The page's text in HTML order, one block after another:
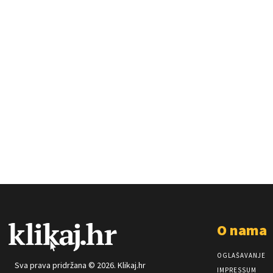
Sva prava pridržana © 2026. Klikaj.hr
O nama
OGLAŠAVANJE
IMPRESSUM